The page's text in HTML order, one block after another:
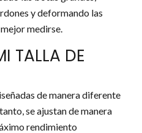
y deformando las
medirse.
TALLA DE
de manera diferente
se ajustan de manera
rendimiento